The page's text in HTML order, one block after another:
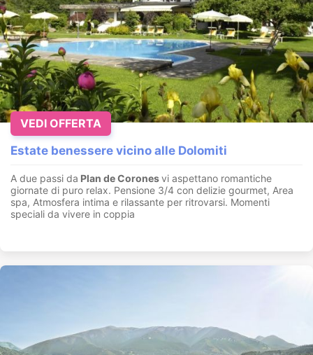
Estate benessere vicino alle Dolomiti
A due passi da Plan de Coronesvi aspettano romantiche
giornate di puro relax. Pensione 3/4 con delizie gourmet, Area
spa, Atmosfera intima e rilassante per ritrovarsi. Momenti
speciali da vivere in coppia
VEDI OFFERTA